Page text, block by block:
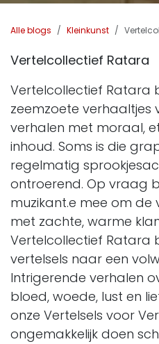
Alle blogs Kleinkunst
Vertelcollectief Ratara
Vertelcollectief Ratara
zeemzoete verhaaltjes
verhalen met moraal,
inhoud. Soms is die
regelmatig
ontroerend. Op vraag
muzikant.e mee om de
met zachte, warme
Vertelcollectief Ratara
vertelsels naar een
Intrigerende verhalen
bloed, woede, lust en
onze Vertelsels voor
ongemakkelijk doen